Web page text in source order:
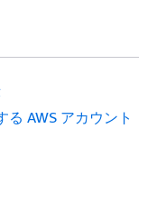
AWS アカウント